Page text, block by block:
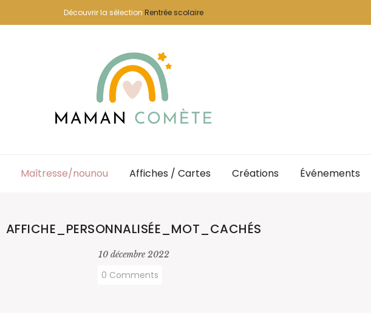
Découvrir la sélection Rentrée scolaire
Maîtresse/nounou Affiches / Cartes Créations Événements
AFFICHE_PERSONNALISÉE_MOT_CACHÉS
10 décembre 2022
0 Comments